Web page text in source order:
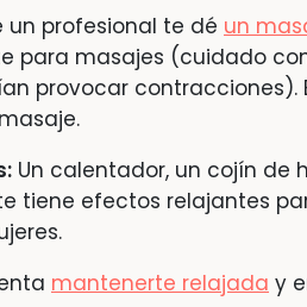
un profesional te dé un
para masajes (cuidado
provocar contracciones).
Un calentador, un cojín de
tiene efectos relajantes
mantenerte relajada y